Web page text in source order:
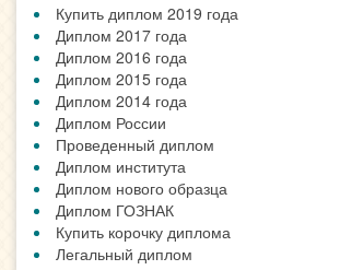
Купить диплом 2019 года
Диплом 2017 года
Диплом 2016 года
Диплом 2015 года
Диплом 2014 года
Диплом России
Проведенный диплом
Диплом института
Диплом нового образца
Диплом ГОЗНАК
Купить корочку диплома
Легальный диплом